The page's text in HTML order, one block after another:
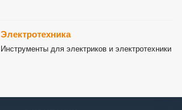
Электротехника
Инструменты для электриков и электротехники